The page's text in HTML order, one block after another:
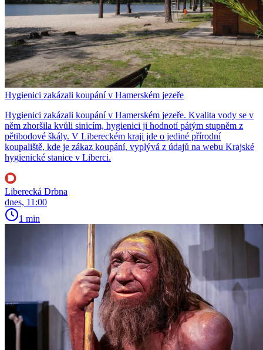
Hygienici zakázali koupání v Hamerském jezeře
Hygienici zakázali koupání v Hamerském jezeře. Kvalita vody se v
něm zhoršila kvůli sinicím, hygienici ji hodnotí pátým stupněm z
pětibodové škály. V Libereckém kraji jde o jediné přírodní
koupaliště, kde je zákaz koupání, vyplývá z údajů na webu Krajské
hygienické stanice v Liberci.
Liberecká Drbna
dnes, 11:00
1 min